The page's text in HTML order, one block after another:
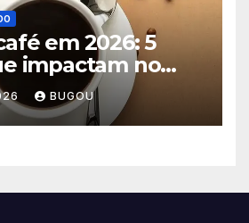
em 2026: 5
impactam no
BUGOU